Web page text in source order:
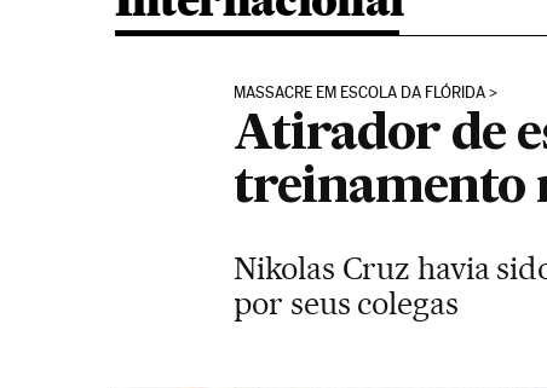
MASSACRE EM ESCOLA DA FLÓRIDA
Atirador de
Nikolas Cruz havia
por seus colegas